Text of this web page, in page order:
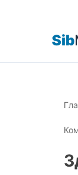
Sib